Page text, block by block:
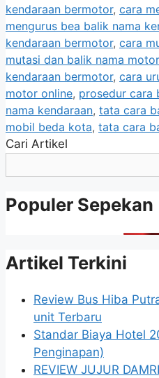
kendaraan bermotor, cara
mengurus bea balik nama
kendaraan bermotor, cara
mutasi dan balik nama
kendaraan bermotor, cara
motor online, prosedur cara
nama kendaraan, tata cara
mobil beda kota, tata cara
Cari Artikel
Populer Sepekan
Artikel Terkini
Review Bus Hiba
unit Terbaru
Standar Biaya Hotel
Penginapan)
REVIEW JUJUR